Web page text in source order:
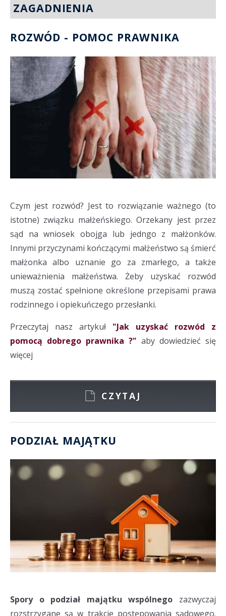
ZAGADNIENIA
ROZWÓD - POMOC PRAWNIKA
Czym jest rozwód? Jest to rozwiązanie ważnego (to
istotne) związku małżeńskiego. Orzekany jest przez
sąd na wniosek obojga lub jedngo z małżonków.
Innymi przyczynami kończącymi małżeństwo są śmierć
małżonka albo uznanie go za zmarłego, a także
unieważnienia małżeństwa. Żeby uzyskać rozwód
muszą zostać spełnione określone przepisami prawa
rodzinnego i opiekuńczego przesłanki.
Przeczytaj nasz artykuł "Jak uzyskać rozwód z
pomocą dobrego prawnika ?" aby dowiedzieć się
więcej
CZYTAJ
PODZIAŁ MAJĄTKU
Spory o podział majątku wspólnego zazwyczaj
rozstrzygane są w trakcie postępowania sądowego.